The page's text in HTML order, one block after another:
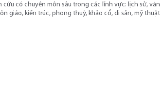
cứu có chuyên môn sâu trong các lĩnh vực: lịch sử, văn
giáo, kiến trúc, phong thuỷ, khảo cổ, di sản, mỹ thuật